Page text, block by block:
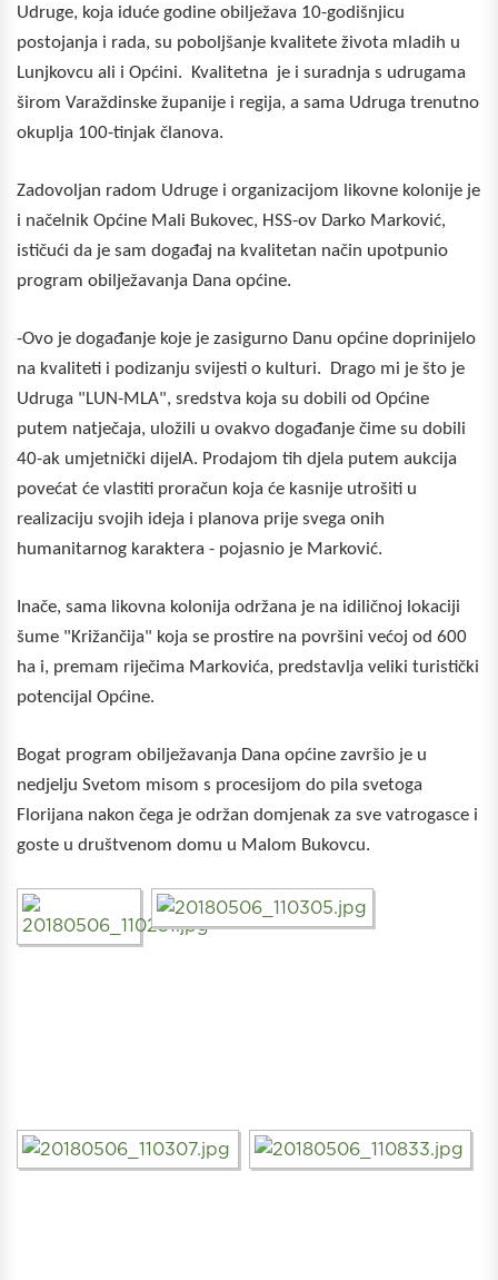
Udruge, koja iduće godine obilježava 10-godišnjicu
postojanja i rada, su poboljšanje kvalitete života mladih u
Lunjkovcu ali i Općini. Kvalitetna je i suradnja s udrugama
širom Varaždinske županije i regija, a sama Udruga trenutno
okuplja 100-tinjak članova.
Zadovoljan radom Udruge i organizacijom likovne kolonije je
i načelnik Općine Mali Bukovec, HSS-ov Darko Marković,
ističući da je sam događaj na kvalitetan način upotpunio
program obilježavanja Dana općine.
-Ovo je događanje koje je zasigurno Danu općine doprinijelo
na kvaliteti i podizanju svijesti o kulturi. Drago mi je što je
Udruga "LUN-MLA", sredstva koja su dobili od Općine
putem natječaja, uložili u ovakvo događanje čime su dobili
40-ak umjetnički dijelA. Prodajom tih djela putem aukcija
povećat će vlastiti proračun koja će kasnije utrošiti u
realizaciju svojih ideja i planova prije svega onih
humanitarnog karaktera - pojasnio je Marković.
Inače, sama likovna kolonija održana je na idiličnoj lokaciji
šume "Križančija" koja se prostire na površini većoj od 600
ha i, premam riječima Markovića, predstavlja veliki turistički
potencijal Općine.
Bogat program obilježavanja Dana općine završio je u
nedjelju Svetom misom s procesijom do pila svetoga
Florijana nakon čega je održan domjenak za sve vatrogasce i
goste u društvenom domu u Malom Bukovcu.